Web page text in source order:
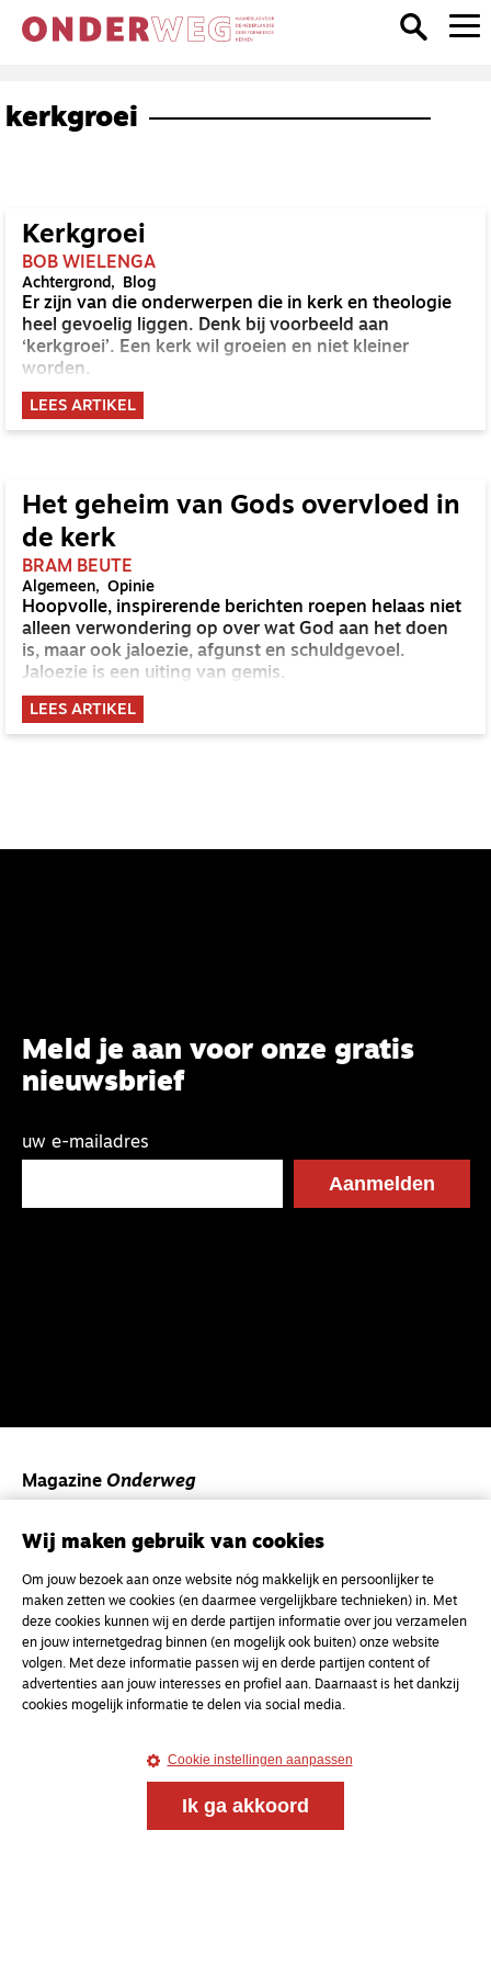
kerkgroei
Kerkgroei
BOB WIELENGA
Achtergrond Blog
Er zijn van die onderwerpen die in kerk en theologie
heel gevoelig liggen. Denk bij voorbeeld aan
‘kerkgroei’. Een kerk wil groeien en niet kleiner
worden.
LEES ARTIKEL
Het geheim van Gods overvloed in
de kerk
BRAM BEUTE
Algemeen Opinie
Hoopvolle, inspirerende berichten roepen helaas niet
alleen verwondering op over wat God aan het doen
is, maar ook jaloezie, afgunst en schuldgevoel.
Jaloezie is een uiting van gemis.
LEES ARTIKEL
Meld je aan voor onze gratis
nieuwsbrief
uw e-mailadres
Magazine Onderweg
en gesprek voor christenen onderweg, in het bijzonder
voor de Nederlandse Gereformeerde Kerken.
MagazineOnderweg
Kvk-nummer 33277063
NL46 INGB 0117 5827 86
info@onderwegonline.nl
Wij maken gebruik van cookies
Om jouw bezoek aan onze website nóg makkelijk en persoonlijker te
maken zetten we cookies (en daarmee vergelijkbare technieken) in. Met
deze cookies kunnen wij en derde partijen informatie over jou verzamelen
en jouw internetgedrag binnen (en mogelijk ook buiten) onze website
volgen. Met deze informatie passen wij en derde partijen content of
advertenties aan jouw interesses en profiel aan. Daarnaast is het dankzij
cookies mogelijk informatie te delen via social media.
Cookie instellingen aanpassen
Ik ga akkoord